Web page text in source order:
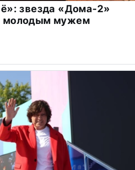
звезда «Дома-2»
молодым мужем